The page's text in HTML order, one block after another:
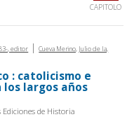
CAPITOLO
, editor | Cueva Merino, Julio de la,
: catolicismo e
largos años
de Historia